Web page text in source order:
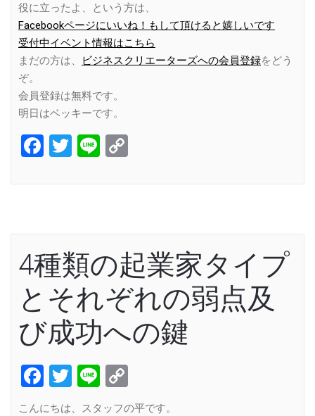
役に立ったよ、という方は、
Facebookページにいいね！もして頂けると嬉しいです
受付中イベント情報はこちら
まだの方は、
ビジネスクリエーターズへの会員登録をどう
ぞ。
会員登録は無料です。
明日はベッキーです。
Facebook
Twitter
Line
4種類の起業家タイプ
とそれぞれの弱点及
び成功への鍵
Facebook
Twitter
Line
Link
こんにちは、スタッフの平です。